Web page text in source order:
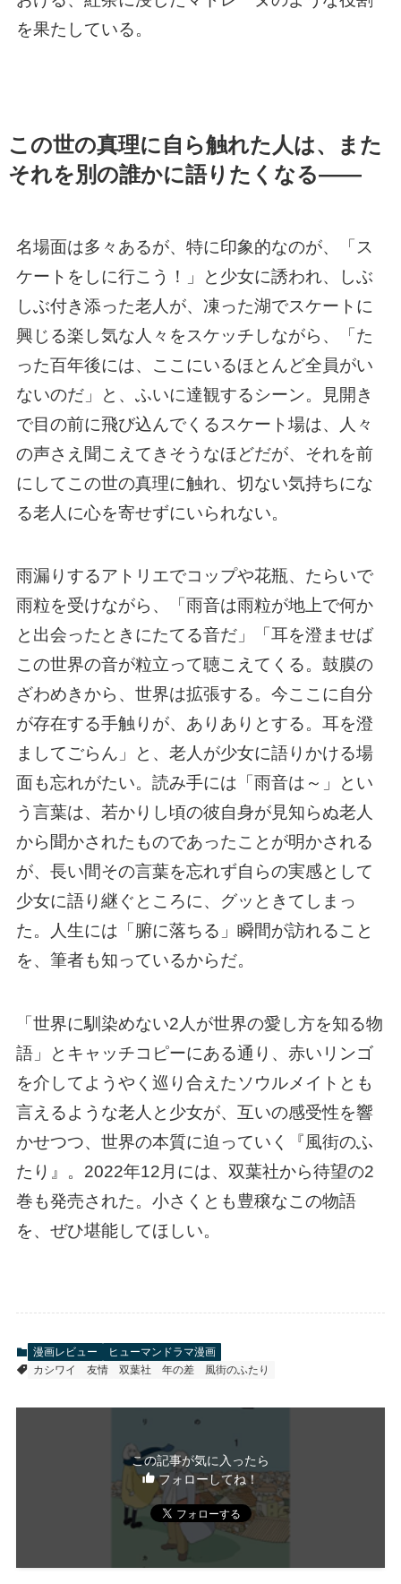
を果たしている。
この世の真理に自ら触れた人は、また
それを別の誰かに語りたくなる――
名場面は多々あるが、特に印象的なのが、「ス
ケートをしに行こう！」と少女に誘われ、しぶ
しぶ付き添った老人が、凍った湖でスケートに
興じる楽し気な人々をスケッチしながら、「た
った百年後には、ここにいるほとんど全員がい
ないのだ」と、ふいに達観するシーン。見開き
で目の前に飛び込んでくるスケート場は、人々
の声さえ聞こえてきそうなほどだが、それを前
にしてこの世の真理に触れ、切ない気持ちにな
る老人に心を寄せずにいられない。
雨漏りするアトリエでコップや花瓶、たらいで
雨粒を受けながら、「雨音は雨粒が地上で何か
と出会ったときにたてる音だ」「耳を澄ませば
この世界の音が粒立って聴こえてくる。鼓膜の
ざわめきから、世界は拡張する。今ここに自分
が存在する手触りが、ありありとする。耳を澄
ましてごらん」と、老人が少女に語りかける場
面も忘れがたい。読み手には「雨音は～」とい
う言葉は、若かりし頃の彼自身が見知らぬ老人
から聞かされたものであったことが明かされる
が、長い間その言葉を忘れず自らの実感として
少女に語り継ぐところに、グッときてしまっ
た。人生には「腑に落ちる」瞬間が訪れること
を、筆者も知っているからだ。
「世界に馴染めない2人が世界の愛し方を知る物
語」とキャッチコピーにある通り、赤いリンゴ
を介してようやく巡り合えたソウルメイトとも
言えるような老人と少女が、互いの感受性を響
かせつつ、世界の本質に迫っていく『風街のふ
たり』。2022年12月には、双葉社から待望の2
巻も発売された。小さくとも豊穣なこの物語
を、ぜひ堪能してほしい。
漫画レビュー
ヒューマンドラマ漫画
カシワイ
友情 双葉社 年の差 風街のふたり
この記事が気に入ったら
フォローしてね！